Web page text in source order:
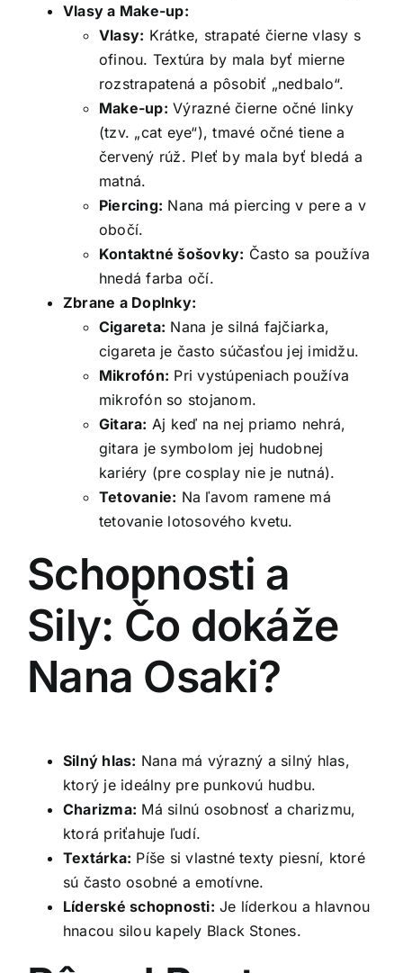
Vlasy a Make-up:
Vlasy: Krátke, strapaté čierne vlasy s
ofinou. Textúra by mala byť mierne
rozstrapatená a pôsobiť „nedbalo“.
Make-up: Výrazné čierne očné linky
(tzv. „cat eye“), tmavé očné tiene a
červený rúž. Pleť by mala byť bledá a
matná.
Piercing: Nana má piercing v pere a v
obočí.
Kontaktné šošovky: Často sa používa
hnedá farba očí.
Zbrane a Doplnky:
Cigareta: Nana je silná fajčiarka,
cigareta je často súčasťou jej imidžu.
Mikrofón: Pri vystúpeniach používa
mikrofón so stojanom.
Gitara: Aj keď na nej priamo nehrá,
gitara je symbolom jej hudobnej
kariéry (pre cosplay nie je nutná).
Tetovanie: Na ľavom ramene má
tetovanie lotosového kvetu.
Schopnosti a
Sily: Čo dokáže
Nana Osaki?
Silný hlas: Nana má výrazný a silný hlas,
ktorý je ideálny pre punkovú hudbu.
Charizma: Má silnú osobnosť a charizmu,
ktorá priťahuje ľudí.
Textárka: Píše si vlastné texty piesní, ktoré
sú často osobné a emotívne.
Líderské schopnosti: Je líderkou a hlavnou
hnacou silou kapely Black Stones.